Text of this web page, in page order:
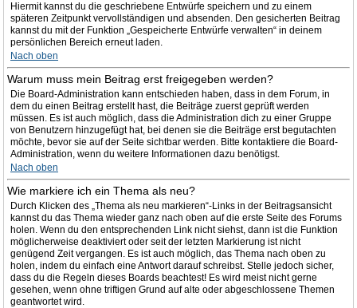
Hiermit kannst du die geschriebene Entwürfe speichern und zu einem
späteren Zeitpunkt vervollständigen und absenden. Den gesicherten Beitrag
kannst du mit der Funktion „Gespeicherte Entwürfe verwalten“ in deinem
persönlichen Bereich erneut laden.
Nach oben
Warum muss mein Beitrag erst freigegeben werden?
Die Board-Administration kann entschieden haben, dass in dem Forum, in
dem du einen Beitrag erstellt hast, die Beiträge zuerst geprüft werden
müssen. Es ist auch möglich, dass die Administration dich zu einer Gruppe
von Benutzern hinzugefügt hat, bei denen sie die Beiträge erst begutachten
möchte, bevor sie auf der Seite sichtbar werden. Bitte kontaktiere die Board-
Administration, wenn du weitere Informationen dazu benötigst.
Nach oben
Wie markiere ich ein Thema als neu?
Durch Klicken des „Thema als neu markieren“-Links in der Beitragsansicht
kannst du das Thema wieder ganz nach oben auf die erste Seite des Forums
holen. Wenn du den entsprechenden Link nicht siehst, dann ist die Funktion
möglicherweise deaktiviert oder seit der letzten Markierung ist nicht
genügend Zeit vergangen. Es ist auch möglich, das Thema nach oben zu
holen, indem du einfach eine Antwort darauf schreibst. Stelle jedoch sicher,
dass du die Regeln dieses Boards beachtest! Es wird meist nicht gerne
gesehen, wenn ohne triftigen Grund auf alte oder abgeschlossene Themen
geantwortet wird.